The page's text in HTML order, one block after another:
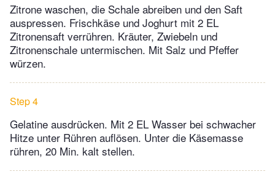
Zitrone waschen, die Schale abreiben und den Saft
auspressen. Frischkäse und Joghurt mit 2 EL
Zitronensaft verrühren. Kräuter, Zwiebeln und
Zitronenschale untermischen. Mit Salz und Pfeffer
würzen.
Step 4
Gelatine ausdrücken. Mit 2 EL Wasser bei schwacher
Hitze unter Rühren auflösen. Unter die Käsemasse
rühren, 20 Min. kalt stellen.